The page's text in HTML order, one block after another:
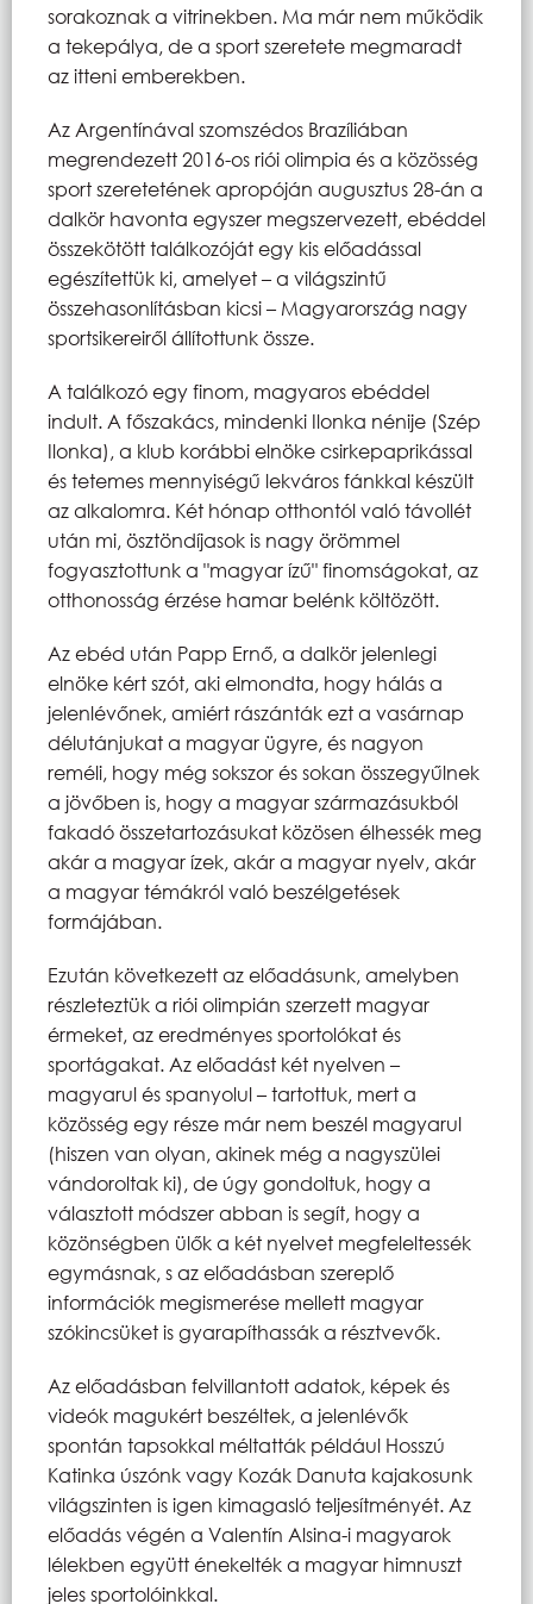
sorakoznak a vitrinekben. Ma már nem működik
a tekepálya, de a sport szeretete megmaradt
az itteni emberekben.
Az Argentínával szomszédos Brazíliában
megrendezett 2016-os riói olimpia és a közösség
sport szeretetének apropóján augusztus 28-án a
dalkör havonta egyszer megszervezett, ebéddel
összekötött találkozóját egy kis előadással
egészítettük ki, amelyet – a világszintű
összehasonlításban kicsi – Magyarország nagy
sportsikereiről állítottunk össze.
A találkozó egy finom, magyaros ebéddel
indult. A főszakács, mindenki Ilonka nénije (Szép
Ilonka), a klub korábbi elnöke csirkepaprikással
és tetemes mennyiségű lekváros fánkkal készült
az alkalomra. Két hónap otthontól való távollét
után mi, ösztöndíjasok is nagy örömmel
fogyasztottunk a "magyar ízű" finomságokat, az
otthonosság érzése hamar belénk költözött.
Az ebéd után Papp Ernő, a dalkör jelenlegi
elnöke kért szót, aki elmondta, hogy hálás a
jelenlévőnek, amiért rászánták ezt a vasárnap
délutánjukat a magyar ügyre, és nagyon
reméli, hogy még sokszor és sokan összegyűlnek
a jövőben is, hogy a magyar származásukból
fakadó összetartozásukat közösen élhessék meg
akár a magyar ízek, akár a magyar nyelv, akár
a magyar témákról való beszélgetések
formájában.
Ezután következett az előadásunk, amelyben
részleteztük a riói olimpián szerzett magyar
érmeket, az eredményes sportolókat és
sportágakat. Az előadást két nyelven –
magyarul és spanyolul – tartottuk, mert a
közösség egy része már nem beszél magyarul
(hiszen van olyan, akinek még a nagyszülei
vándoroltak ki), de úgy gondoltuk, hogy a
választott módszer abban is segít, hogy a
közönségben ülők a két nyelvet megfeleltessék
egymásnak, s az előadásban szereplő
információk megismerése mellett magyar
szókincsüket is gyarapíthassák a résztvevők.
Az előadásban felvillantott adatok, képek és
videók magukért beszéltek, a jelenlévők
spontán tapsokkal méltatták például Hosszú
Katinka úszónk vagy Kozák Danuta kajakosunk
világszinten is igen kimagasló teljesítményét. Az
előadás végén a Valentín Alsina-i magyarok
lélekben együtt énekelték a magyar himnuszt
jeles sportolóinkkal.